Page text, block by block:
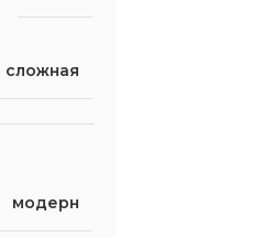
сложная
модерн